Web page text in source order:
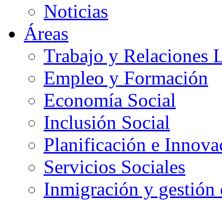
Noticias
Áreas
Trabajo y Relaciones
Empleo y Formación
Economía Social
Inclusión Social
Planificación e
Servicios Sociales
Inmigración y gestión